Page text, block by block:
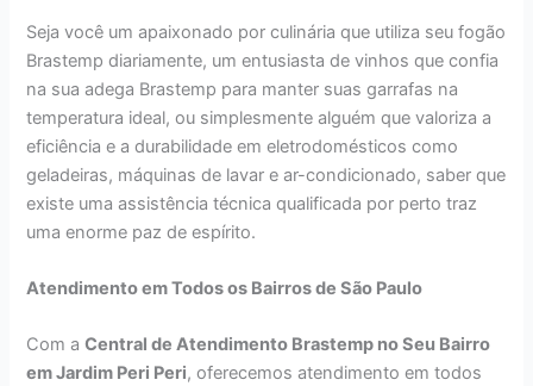
Seja você um apaixonado por culinária que utiliza seu fogão
Brastemp diariamente, um entusiasta de vinhos que confia
na sua adega Brastemp para manter suas garrafas na
temperatura ideal, ou simplesmente alguém que valoriza a
eficiência e a durabilidade em eletrodomésticos como
geladeiras, máquinas de lavar e ar-condicionado, saber que
existe uma assistência técnica qualificada por perto traz
uma enorme paz de espírito.
Atendimento em Todos os Bairros de São Paulo
Com aCentral de Atendimento Brastemp no Seu Bairro
em Jardim Peri Peri, oferecemos atendimento em todos